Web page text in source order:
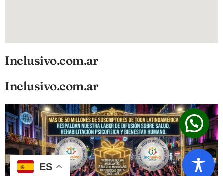
Inclusivo.com.ar
Inclusivo.com.ar
ES